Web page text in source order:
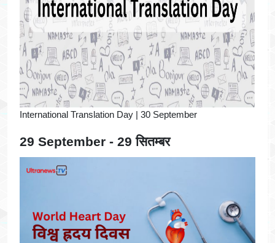
International Translation Day | 30 September
29 September - 29 सितम्बर